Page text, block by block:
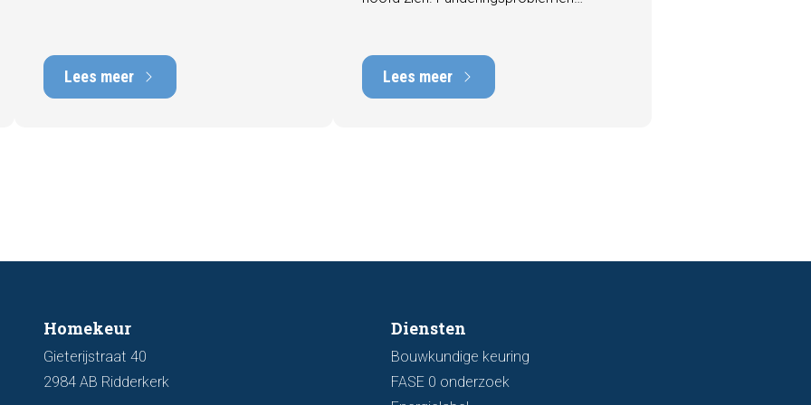
waarde. In deze blog leggen we uit
waarom een actueel energielabel
Lees meer
met herstelkosten die kunnen oplopen
tot tienduizenden euro's. Gelukkig zijn er
Lees meer
Homekeur
Gieterijstraat 40
2984 AB Ridderkerk
Diensten
Bouwkundige keuring
FASE 0 onderzoek